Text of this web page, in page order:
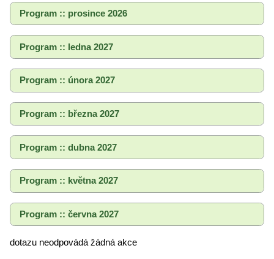
Program :: prosince 2026
Program :: ledna 2027
Program :: února 2027
Program :: března 2027
Program :: dubna 2027
Program :: května 2027
Program :: června 2027
dotazu neodpovádá žádná akce